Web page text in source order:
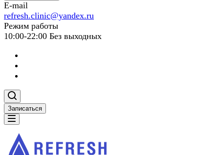
E-mail
refresh.clinic@yandex.ru
Режим работы
10:00-22:00 Без выходных
Записаться